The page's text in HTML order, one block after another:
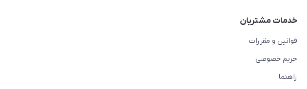
خدمات مشتریان
قوانین و مقررات
حریم خصوصی
راهنما